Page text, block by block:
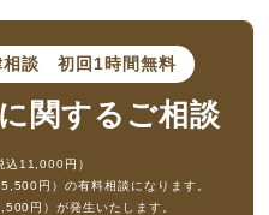
相談 初回1時間無料
関するご相談
11,000円）
円）の有料相談になります。
円）が発生いたします。